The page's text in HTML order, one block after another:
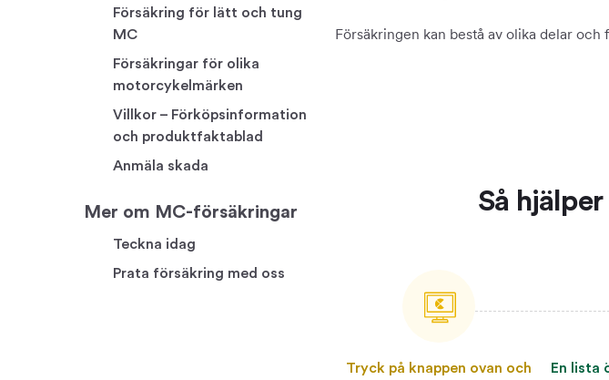
Försäkring för lätt och tung
MC
Försäkringar för olika
motorcykelmärken
Villkor – Förköpsinformation
och produktfaktablad
Anmäla skada
Mer om MC-försäkringar
Teckna idag
Prata försäkring med oss
Försäkringen kan bestå av olika delar
Så
Tryck på knappen ovan och
En lista